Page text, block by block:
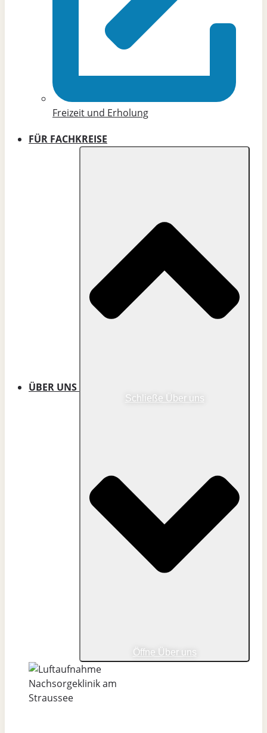
Freizeit und Erholung
FÜR FACHKREISE
ÜBER UNS
Schließe Über uns
Öffne Über uns